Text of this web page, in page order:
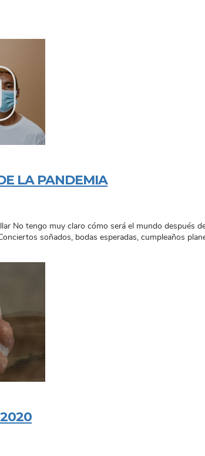
LA PANDEMIA
No tengo muy claro cómo será el mundo
soñados, bodas esperadas, cumpleaños